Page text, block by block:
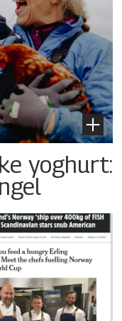
yoghurt: